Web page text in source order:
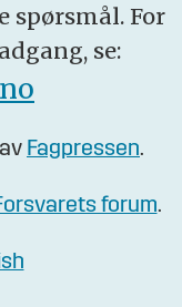
spørsmål. For
se:
Fagpressen.
forum.